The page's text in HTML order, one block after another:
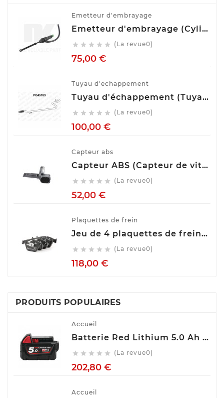
Emetteur d'embrayage
Emetteur d'embrayage (Cylindre émetteur de débrayage) NK 832508
     (La revue0)
75,00 €Prix
Tuyau d'echappement
Tuyau d'échappement (Tuyau d'échappement) VENEPORTE PG45769
     (La revue0)
100,00 €Prix
Capteur abs
Capteur ABS (Capteur de vitesse de roue) BOSCH 0 265 007 928
     (La revue0)
52,00 €Prix
Plaquettes de frein
Jeu de 4 plaquettes de frein ATE 13.0460-7275.2
     (La revue0)
118,00 €Prix
PRODUITS POPULAIRES
Accueil
Batterie Red Lithium 5.0 Ah M18™ M18 B5 Milwaukee 4932430483
     (La revue0)
202,80 €Prix
Accueil